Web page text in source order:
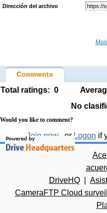
Dirección del archivo
Comments
Total ratings: 0
No
Would you like to comment?
Join now , or Logon if
DriveHQ
CameraFTP Cloud